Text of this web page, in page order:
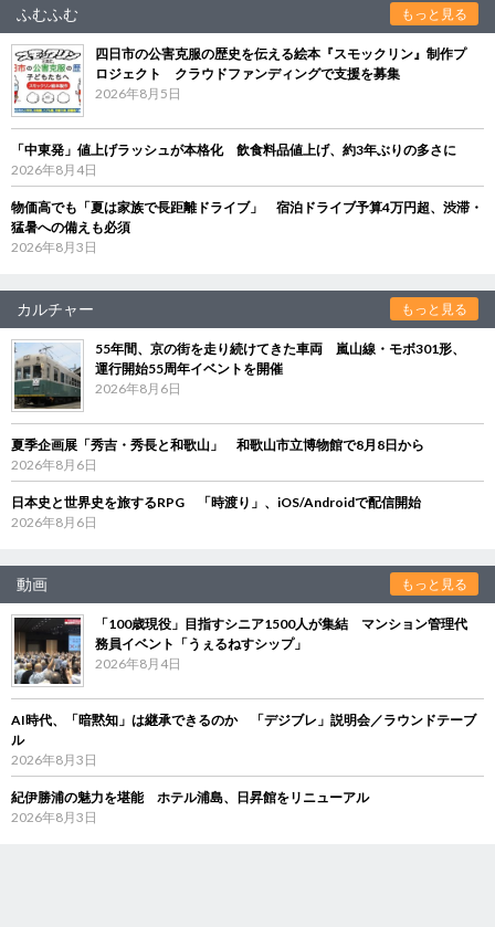
ふむふむ もっと見る
四日市の公害克服の歴史を伝える絵本『スモックリン』制作プ
ロジェクト クラウドファンディングで支援を募集
2026年8月5日
「中東発」値上げラッシュが本格化 飲食料品値上げ、約3年ぶりの多さに
2026年8月4日
物価高でも「夏は家族で長距離ドライブ」 宿泊ドライブ予算4万円超、渋滞・
猛暑への備えも必須
2026年8月3日
カルチャー もっと見る
55年間、京の街を走り続けてきた車両 嵐山線・モボ301形、
運行開始55周年イベントを開催
2026年8月6日
夏季企画展「秀吉・秀長と和歌山」 和歌山市立博物館で8月8日から
2026年8月6日
日本史と世界史を旅するRPG 「時渡り」、iOS/Androidで配信開始
2026年8月6日
動画 もっと見る
「100歳現役」目指すシニア1500人が集結 マンション管理代
務員イベント「うぇるねすシップ」
2026年8月4日
AI時代、「暗黙知」は継承できるのか 「デジブレ」説明会／ラウンドテーブ
ル
2026年8月3日
紀伊勝浦の魅力を堪能 ホテル浦島、日昇館をリニューアル
2026年8月3日